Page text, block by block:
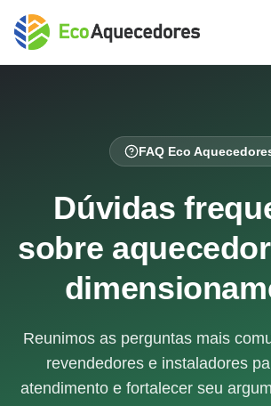
FAQ Eco
Dúvidas
sobre
Reunimos as perguntas mais
revendedores e instaladores
atendimento e fortalecer seu